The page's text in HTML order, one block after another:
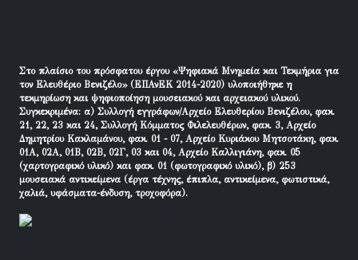
Στο πλαίσιο του πρόσφατου έργου «Ψηφιακά Μνημεία και Τεκμήρια για
τον Ελευθέριο Βενιζέλο» (ΕΠΑνΕΚ 2014-2020) υλοποιήθηκε η
τεκμηρίωση και ψηφιοποίηση μουσειακού και αρχειακού υλικού.
Συγκεκριμένα: α) Συλλογή εγγράφων/Αρχείο Ελευθερίου Βενιζέλου, φακ.
21, 22, 23 και 24, Συλλογή Κόμματος Φιλελευθέρων, φακ. 3, Αρχείο
Δημητρίου Κακλαμάνου, φακ. 01 - 07, Αρχείο Κυριάκου Μητσοτάκη, φακ.
01Α, 02Α, 01Β, 02Β, 02Γ, 03 και 04, Αρχείο Καλλιγιάνη, φακ. 05
(χαρτογραφικό υλικό) και φακ. 01 (φωτογραφικό υλικό), β) 253
μουσειακά αντικείμενα (έργα τέχνης, έπιπλα, αντικείμενα, φωτιστικά,
χαλιά, υφάσματα-ένδυση, τροχοφόρα).